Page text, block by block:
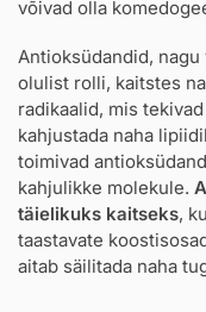
võivad olla
Antioksüdandid, nagu
olulist rolli, kaitstes
radikaalid, mis
kahjustada naha
toimivad
kahjulikke molekule.
täielikuks kaitseks,
taastavate
aitab säilitada naha